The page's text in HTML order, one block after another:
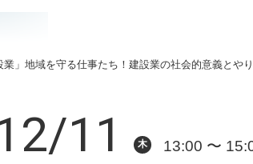
業」地域を守る仕事たち！建設業の社会的意義とや
11 木 13:00 〜